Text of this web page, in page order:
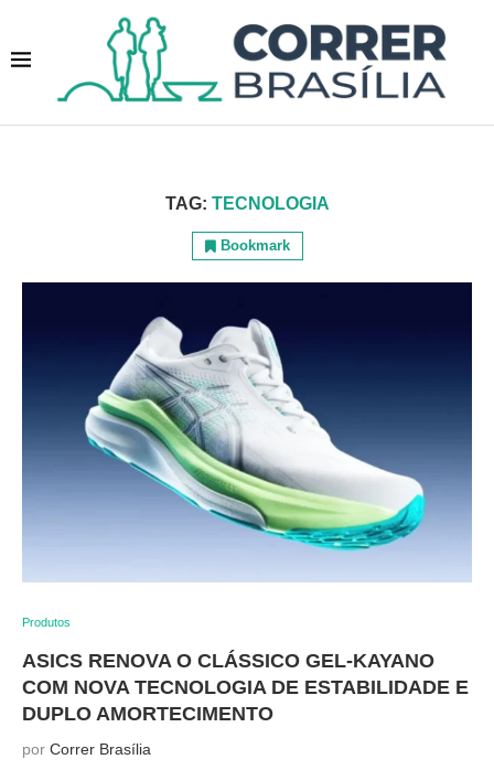
TAG: TECNOLOGIA
Bookmark
Produtos
ASICS RENOVA O CLÁSSICO GEL-KAYANO
COM NOVA TECNOLOGIA DE ESTABILIDADE E
DUPLO AMORTECIMENTO
por Correr Brasília